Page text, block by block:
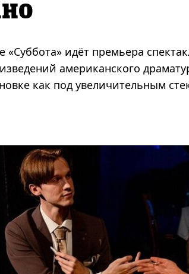
«Суббота» идёт премьера
американского
как под увеличительным